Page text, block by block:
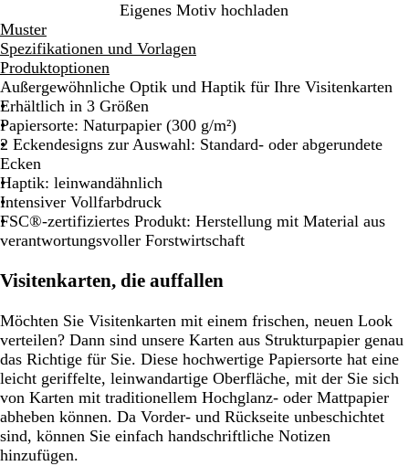
Eigenes Motiv hochladen
Muster
Spezifikationen und Vorlagen
Produktoptionen
Außergewöhnliche Optik und Haptik für Ihre Visitenkarten
Erhältlich in 3 Größen
Papiersorte: Naturpapier (300 g/m²)
2 Eckendesigns zur Auswahl: Standard- oder abgerundete
Ecken
Haptik: leinwandähnlich
Intensiver Vollfarbdruck
FSC®-zertifiziertes Produkt: Herstellung mit Material aus
verantwortungsvoller Forstwirtschaft
Visitenkarten, die auffallen
Möchten Sie Visitenkarten mit einem frischen, neuen Look
verteilen? Dann sind unsere Karten aus Strukturpapier genau
das Richtige für Sie. Diese hochwertige Papiersorte hat eine
leicht geriffelte, leinwandartige Oberfläche, mit der Sie sich
von Karten mit traditionellem Hochglanz- oder Mattpapier
abheben können. Da Vorder- und Rückseite unbeschichtet
sind, können Sie einfach handschriftliche Notizen
hinzufügen.